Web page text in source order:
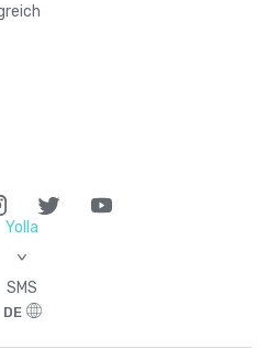
Yolla
>
SMS
DE